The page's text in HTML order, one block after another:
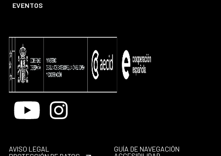
EVENTOS
Youtube Instagram
AVISO LEGAL
GUÍA DE NAVEGACIÓN